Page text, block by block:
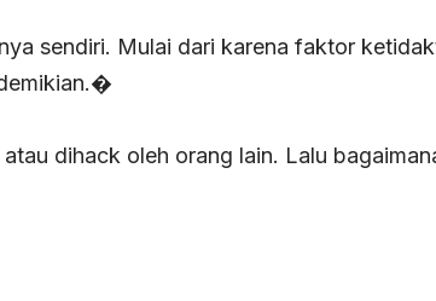
sendiri. Mulai dari karena faktor
dihack oleh orang lain. Lalu